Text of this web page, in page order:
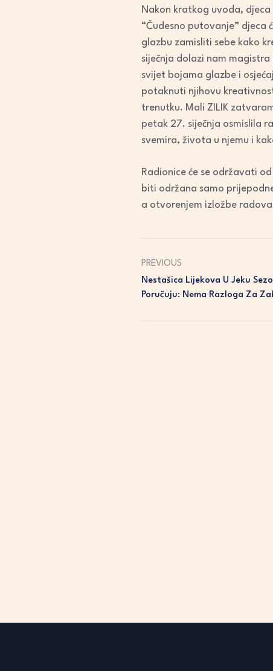
Nakon kratkog uvoda,
“Čudesno putovanje” djeca
glazbu zamisliti sebe kako
siječnja dolazi nam
svijet bojama glazbe i
potaknuti njihovu
trenutku. Mali ZILIK
petak 27. siječnja osmislila
svemira, života u njemu i
Radionice će se održavati
biti održana samo
a otvorenjem izložbe
PREVIOUS
Nestašica Lijekova U Jeku
Poručuju: Nema Razloga Za